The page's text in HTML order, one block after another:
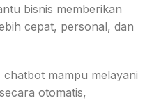
bisnis memberikan
cepat, personal, dan
mampu melayani
otomatis,